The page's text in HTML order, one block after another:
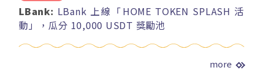
LBank: LBank 上線「HOME TOKEN SPLASH 活
動」，瓜分 10,000 USDT 獎勵池
more